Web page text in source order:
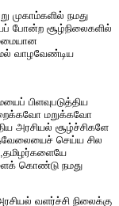
முகாம்களில் நமது
போன்ற சூழ்நிலைகளில்
வாழவேண்டிய
பிளவுபடுத்திய
மறுக்கவோ
அரசியல் சூழ்ச்சிகளே
செய்ய சில
கொண்டு நமது
வளர்ச்சி நிலைக்கு